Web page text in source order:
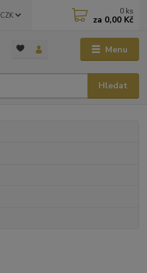
Menu
CZK
Hledat
0 ks
za 0,00 Kč